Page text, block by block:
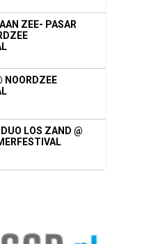
ZEE- PASAR
NOORDZEE
LOS ZAND @